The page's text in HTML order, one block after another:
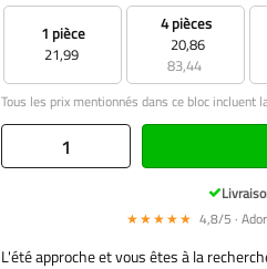
1 pièce
21,99
4 pièces
20,86
83,44
Tous les prix mentionnés dans ce bloc incluent
★★★★★ 4,8/5 ·
L'été approche et vous êtes à la